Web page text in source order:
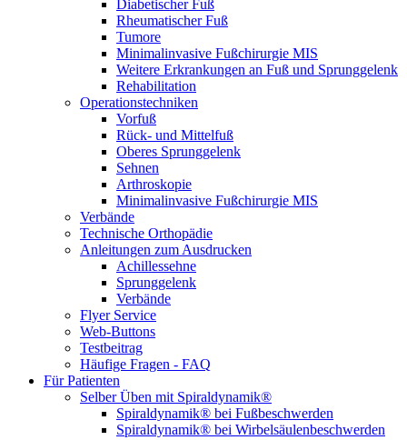
Diabetischer Fuß
Rheumatischer Fuß
Tumore
Minimalinvasive Fußchirurgie MIS
Weitere Erkrankungen an Fuß und Sprunggelenk
Rehabilitation
Operations­techniken
Vorfuß
Rück- und Mittelfuß
Oberes Sprunggelenk
Sehnen
Arthroskopie
Minimalinvasive Fußchirurgie MIS
Verbände
Technische Orthopädie
Anleitungen zum Ausdrucken
Achillessehne
Sprunggelenk
Verbände
Flyer Service
Web-Buttons
Testbeitrag
Häufige Fragen - FAQ
Für Patienten
Selber Üben mit Spiraldynamik®
Spiraldynamik® bei Fußbeschwerden
Spiraldynamik® bei Wirbelsäulen­beschwerden